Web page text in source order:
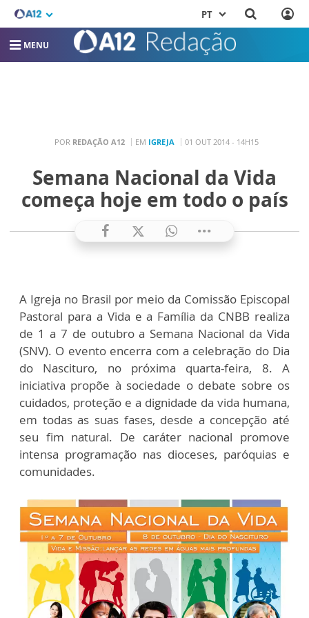
PT
MENU
POR REDAÇÃO A12 EM IGREJA 01 OUT 2014 - 14H15
Semana Nacional da Vida
começa hoje em todo o país
A Igreja no Brasil por meio da Comissão Episcopal
Pastoral para a Vida e a Família da CNBB realiza
de 1 a 7 de outubro a Semana Nacional da Vida
(SNV). O evento encerra com a celebração do Dia
do Nascituro, no próxima quarta-feira, 8. A
iniciativa propõe à sociedade o debate sobre os
cuidados, proteção e a dignidade da vida humana,
em todas as suas fases, desde a concepção até
seu fim natural. De caráter nacional promove
intensa programação nas dioceses, paróquias e
comunidades.